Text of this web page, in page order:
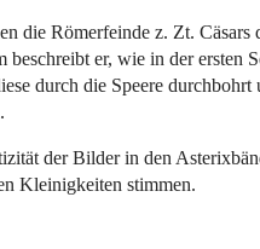
die Römerfeinde z. Zt.
beschreibt er, wie in der ersten
durch die Speere
der Bilder in den
Kleinigkeiten stimmen.